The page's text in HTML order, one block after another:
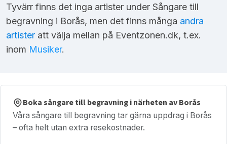
Tyvärr finns det inga artister under Sångare till
begravning i Borås, men det finns många andra
artister att välja mellan på Eventzonen.dk, t.ex.
inom Musiker.
Boka sångare till begravning i närheten av Borås
Våra sångare till begravning tar gärna uppdrag i Borås
– ofta helt utan extra resekostnader.